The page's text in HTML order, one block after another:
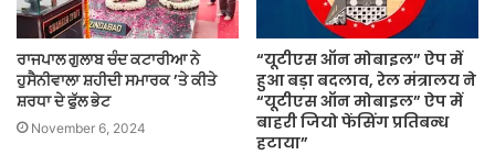
ਰਾਜਪਾਲ ਗੁਲਾਬ ਚੰਦ ਕਟਾਰੀਆ ਨੇ
ਹੁਸੈਨੀਵਾਲਾ ਸ਼ਹੀਦੀ ਸਮਾਰਕ ’ਤੇ ਕੀਤੇ
ਸ਼ਰਧਾ ਦੇ ਫੁੱਲ ਭੇਟ
November 6, 2024
“यूटीएस ऑन मोबाइल” ऐप में
हुआ बड़ा बदलाव, रेल मंत्रालय ने
“यूटीएस ऑन मोबाइल” ऐप में
बाहरी जियो फेंसिंग प्रतिबन्ध
हटाया”